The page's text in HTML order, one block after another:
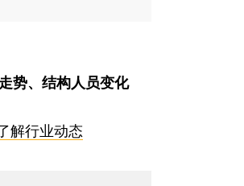
势、结构人员变化
解行业动态